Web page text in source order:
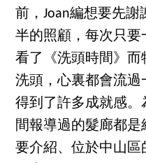
前，Joan編想要先
半的照顧，每次只
看了《洗頭時間》
洗頭，心裏都會流過
得到了許多成就感
間報導過的髮廊都
要介紹、位於中山區